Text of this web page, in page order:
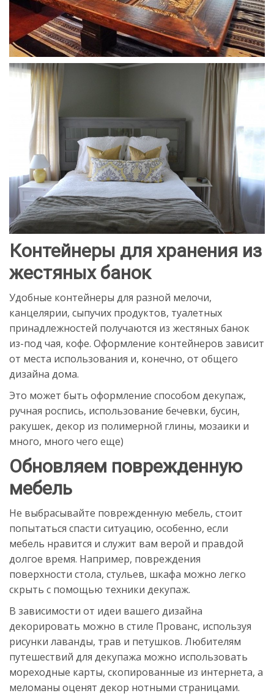
Контейнеры для хранения из
жестяных банок
Удобные контейнеры для разной мелочи,
канцелярии, сыпучих продуктов, туалетных
принадлежностей получаются из жестяных банок
из-под чая, кофе. Оформление контейнеров зависит
от места использования и, конечно, от общего
дизайна дома.
Это может быть оформление способом декупаж,
ручная роспись, использование бечевки, бусин,
ракушек, декор из полимерной глины, мозаики и
много, много чего еще)
Обновляем поврежденную
мебель
Не выбрасывайте поврежденную мебель, стоит
попытаться спасти ситуацию, особенно, если
мебель нравится и служит вам верой и правдой
долгое время. Например, повреждения
поверхности стола, стульев, шкафа можно легко
скрыть с помощью техники декупаж.
В зависимости от идеи вашего дизайна
декорировать можно в стиле Прованс, используя
рисунки лаванды, трав и петушков. Любителям
путешествий для декупажа можно использовать
мореходные карты, скопированные из интернета, а
меломаны оценят декор нотными страницами.